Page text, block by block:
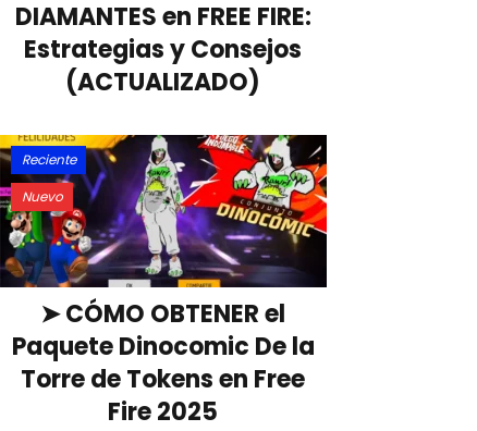
DIAMANTES en FREE FIRE:
Estrategias y Consejos
(ACTUALIZADO)
Reciente
Nuevo
➤ CÓMO OBTENER el
Paquete Dinocomic De la
Torre de Tokens en Free
Fire 2025